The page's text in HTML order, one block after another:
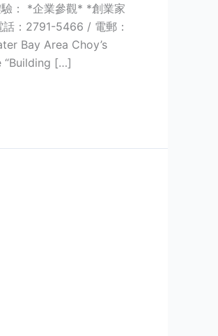
： *企業參觀* *創業家
：2791-5466 / 電郵：
Bay Area Choy’s
“Building […]